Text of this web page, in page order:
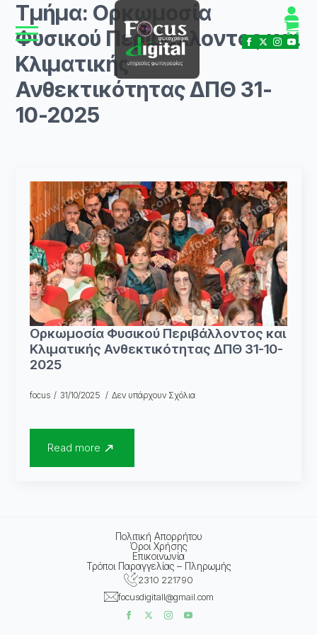
Τμήμα: Ορκωμοσία
Φυσικού Περιβάλλοντος και
Κλιματικής
Ανθεκτικότητας ΔΠΘ 31-
10-2025
Ορκωμοσία Φυσικού Περιβάλλοντος και
Κλιματικής Ανθεκτικότητας ΔΠΘ 31-10-
2025
focus 31/10/2025 Δεν υπάρχουν Σχόλια
Read more
Πολιτική Απορρήτου
Όροι Χρήσης
Επικοινωνία
Τρόποι Παραγγελίας – Πληρωμής
2310 221790
focusdigitall@gmail.com